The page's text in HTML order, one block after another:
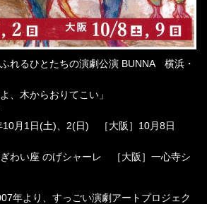
れるひとたちの演劇公演 BUNNA 横浜・
、木からおりてこい」
10月1日(土)、2(日) ［大阪］10月8日
わい座 のげシャーレ ［大阪］一心寺シ
年より、すっごい演劇アートプロジェク